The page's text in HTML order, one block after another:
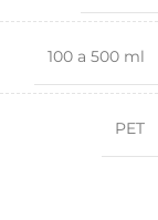
100 a 500 ml
PET